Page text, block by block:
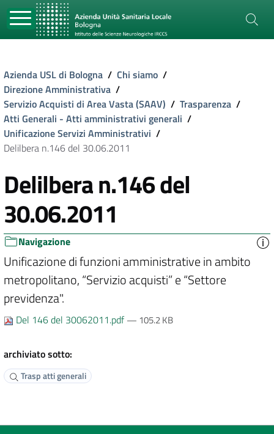
Azienda USL di Bologna / Chi siamo /
Direzione Amministrativa /
Servizio Acquisti di Area Vasta (SAAV) / Trasparenza /
Atti Generali - Atti amministrativi generali /
Unificazione Servizi Amministrativi /
Delilbera n.146 del 30.06.2011
Delilbera n.146 del
30.06.2011
Navigazione
Unificazione di funzioni amministrative in ambito
metropolitano, “Servizio acquisti” e “Settore
previdenza".
Del 146 del 30062011.pdf— 105.2 KB
archiviato sotto:
Trasp atti generali